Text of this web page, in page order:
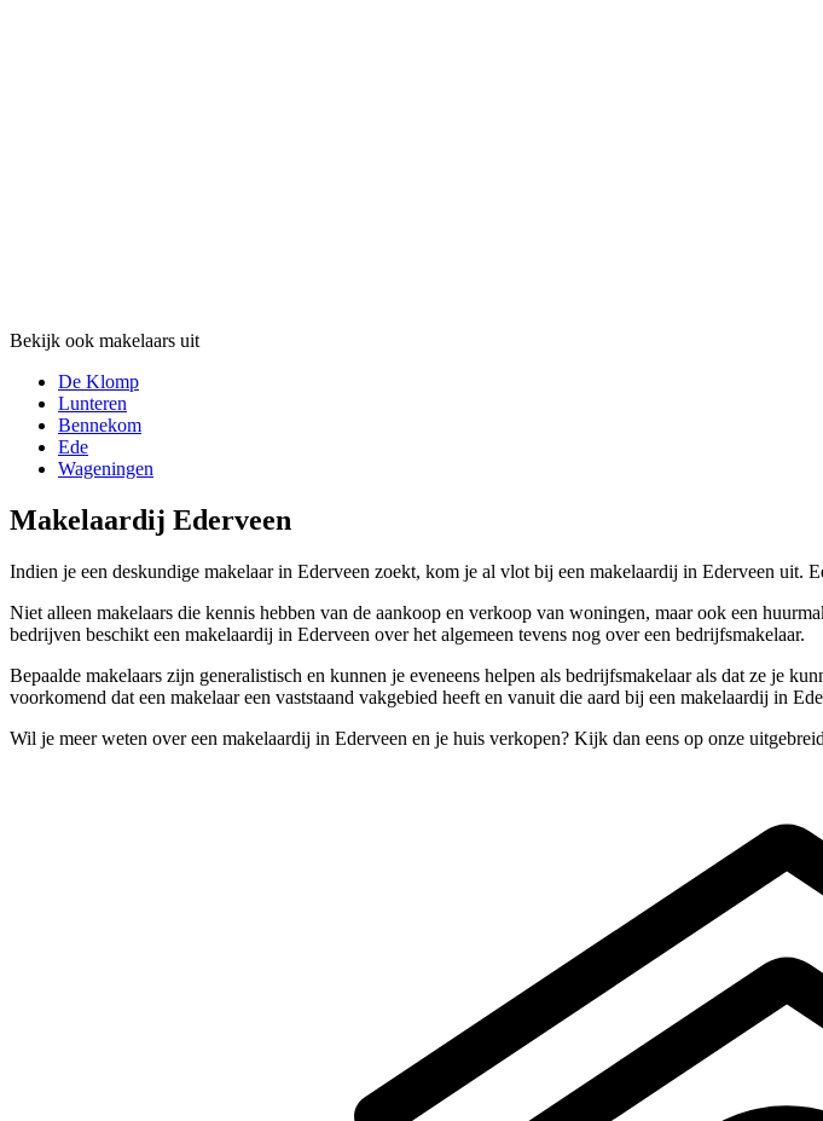
Bekijk ook makelaars uit
De Klomp
Lunteren
Bennekom
Ede
Wageningen
Makelaardij Ederveen
Indien je een deskundige makelaar in Ederveen zoekt, kom je al vlot bij een makelaardij in Ederveen
Niet alleen makelaars die kennis hebben van de aankoop en verkoop van woningen, maar ook een
bedrijven beschikt een makelaardij in Ederveen over het algemeen tevens nog over een bedrijfsmakelaar.
Bepaalde makelaars zijn generalistisch en kunnen je eveneens helpen als bedrijfsmakelaar als dat ze je
voorkomend dat een makelaar een vaststaand vakgebied heeft en vanuit die aard bij een makelaardij in
Wil je meer weten over een makelaardij in Ederveen en je huis verkopen? Kijk dan eens op onze